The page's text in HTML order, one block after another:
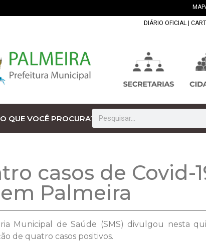
DIÁRIO OFICIAL
O QUE VOCÊ PROCURA?
casos de
em Palmeira
Municipal de Saúde (SMS) divulgou nesta
de quatro casos positivos.